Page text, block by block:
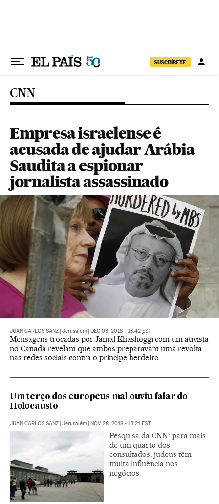
SUSCRÍBETE
CNN
Empresa israelense é
acusada de ajudar Arábia
Saudita a espionar
jornalista assassinado
JUAN CARLOS SANZ Jerusalém DEC 03, 2018 - 16:42 EST
Mensagens trocadas por Jamal Khashoggi com um ativista
no Canadá revelam que ambos preparavam uma revolta
nas redes sociais contra o príncipe herdeiro
Um terço dos europeus mal ouviu falar do
Holocausto
JUAN CARLOS SANZ Jerusalém NOV 28, 2018 - 13:21 EST
Pesquisa da CNN: para mais
de um quarto dos
consultados, judeus têm
muita influência nos
negócios